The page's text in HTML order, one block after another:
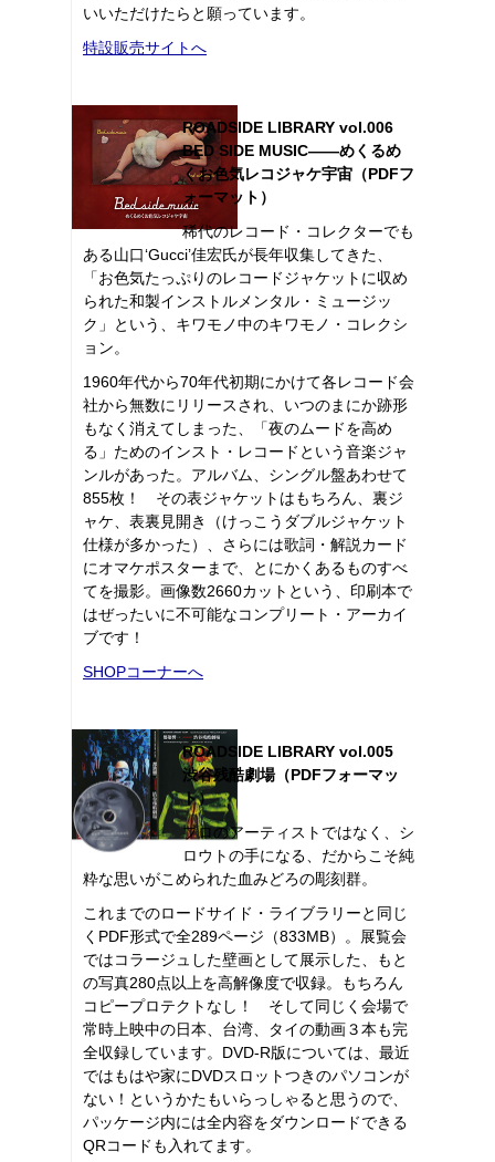
いいただけたらと願っています。
特設販売サイトへ
ROADSIDE LIBRARY vol.006
BED SIDE MUSIC――めくるめ
くお色気レコジャケ宇宙（PDFフ
ォーマット）
稀代のレコード・コレクターでも
ある山口‘Gucci’佳宏氏が長年収集してきた、
「お色気たっぷりのレコードジャケットに収め
られた和製インストルメンタル・ミュージッ
ク」という、キワモノ中のキワモノ・コレクシ
ョン。
1960年代から70年代初期にかけて各レコード会
社から無数にリリースされ、いつのまにか跡形
もなく消えてしまった、「夜のムードを高め
る」ためのインスト・レコードという音楽ジャ
ンルがあった。アルバム、シングル盤あわせて
855枚！ その表ジャケットはもちろん、裏ジ
ャケ、表裏見開き（けっこうダブルジャケット
仕様が多かった）、さらには歌詞・解説カード
にオマケポスターまで、とにかくあるものすべ
てを撮影。画像数2660カットという、印刷本で
はぜったいに不可能なコンプリート・アーカイ
ブです！
SHOPコーナーへ
ROADSIDE LIBRARY vol.005
渋谷残酷劇場（PDFフォーマッ
ト）
プロのアーティストではなく、シ
ロウトの手になる、だからこそ純
粋な思いがこめられた血みどろの彫刻群。
これまでのロードサイド・ライブラリーと同じ
くPDF形式で全289ページ（833MB）。展覧会
ではコラージュした壁画として展示した、もと
の写真280点以上を高解像度で収録。もちろん
コピープロテクトなし！ そして同じく会場で
常時上映中の日本、台湾、タイの動画３本も完
全収録しています。DVD-R版については、最近
ではもはや家にDVDスロットつきのパソコンが
ない！というかたもいらっしゃると思うので、
パッケージ内には全内容をダウンロードできる
QRコードも入れてます。